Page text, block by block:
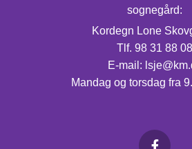
sognegård:
Kordegn Lone
Tlf. 98 31 88 08
E-mail:
Mandag og torsdag fra